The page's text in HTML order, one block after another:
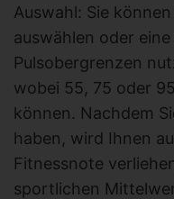
Auswahl: Sie
auswählen oder
Pulsobergrenzen
wobei 55, 75 oder
können. Nachdem
haben, wird Ihnen
Fitnessnote
sportlichen